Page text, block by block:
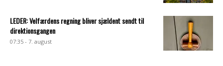
LEDER: Velfærdens regning bliver sjældent sendt til
direktionsgangen
07:35 - 7. august